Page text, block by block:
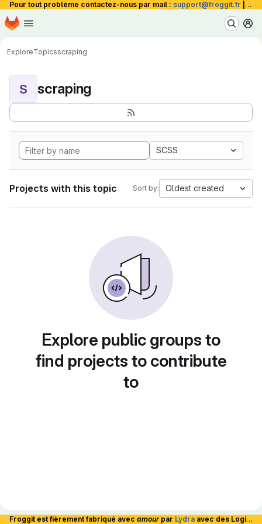
Pour tout problème contactez-nous par mail : support@froggit.fr La
Skip to main content
Homepage
ExploreTopicsscraping
S scraping
SCSS
Projects with this topic Sort by: Oldest created
Explore public groups to
find projects to contribute
to
Froggit est fièrement fabriqué avec amour par Lydra avec des Logiciels Libres et hébergé en